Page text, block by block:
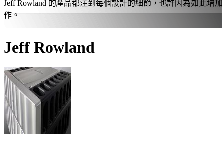
Jeff Rowland 的產品都注到每個設計的細節，也許因為如此增
作。
Jeff Rowland